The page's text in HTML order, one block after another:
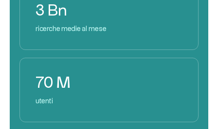
3 Bn
ricerche medie al mese
70 M
utenti